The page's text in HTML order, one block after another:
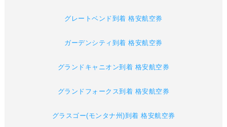
グレートベンド到着 格安航空券
ガーデンシティ到着 格安航空券
グランドキャニオン到着 格安航空券
グランドフォークス到着 格安航空券
グラスゴー(モンタナ州)到着 格安航空券